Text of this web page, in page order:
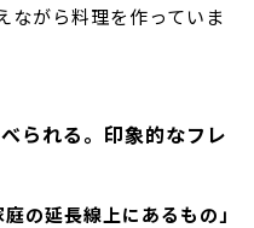
ながら料理を作っていま
られる。印象的なフレ
庭の延長線上にあるもの」